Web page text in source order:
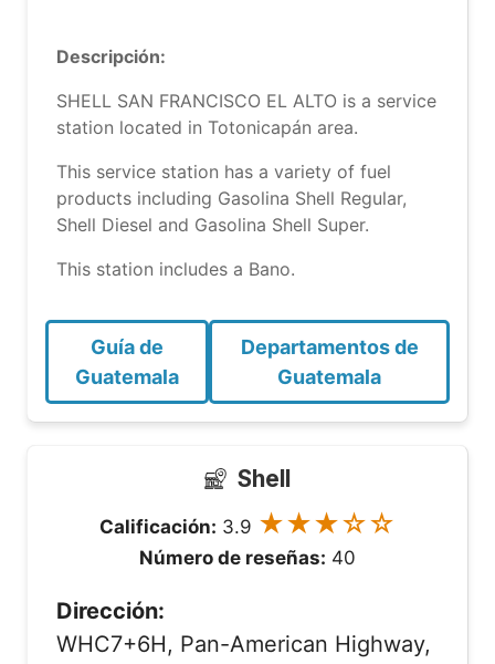
Descripción:
SHELL SAN FRANCISCO EL ALTO is a service
station located in Totonicapán area.
This service station has a variety of fuel
products including Gasolina Shell Regular,
Shell Diesel and Gasolina Shell Super.
This station includes a Bano.
Guía de
Guatemala
Departamentos de
Guatemala
Shell
Calificación: 3.9 ★★★☆☆
Número de reseñas: 40
Dirección:
WHC7+6H, Pan-American Highway,